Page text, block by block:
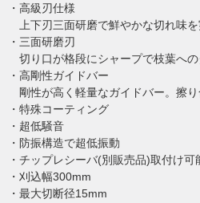
・高級刃仕様
上下刃三面研磨で鮮やかな切れ味を
・三面研磨刃
切り口が格段にシャープで枝葉への
・高剛性ガイドバー
剛性が高く軽量なガイドバー。擦り
・特殊コーティング
・超低騒音
・防振構造で超低振動
・チップレシーバ(別販売品)取付け可
・刈込幅300mm
・最大切断径15mm